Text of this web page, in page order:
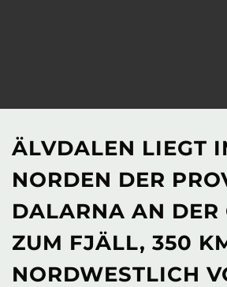
ÄLVDALEN LIEGT
NORDEN DER
DALARNA AN DER
ZUM FJÄLL, 350
NORDWESTLICH